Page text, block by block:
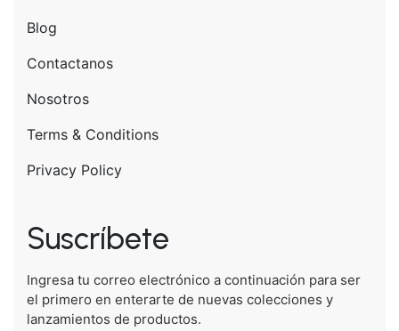
Blog
Contactanos
Nosotros
Terms & Conditions
Privacy Policy
Suscríbete
Ingresa tu correo electrónico a continuación para ser
el primero en enterarte de nuevas colecciones y
lanzamientos de productos.